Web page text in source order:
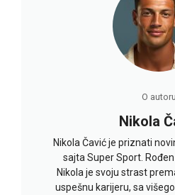
O autoru
Nikola
Nikola Čavić je priznati
sajta Super Sport.
Nikola je svoju strast
uspešnu karijeru, sa